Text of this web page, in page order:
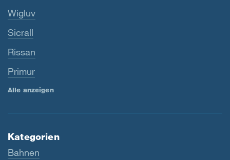
Wigluv
Sicrall
Rissan
Primur
Alle anzeigen
Kategorien
Bahnen